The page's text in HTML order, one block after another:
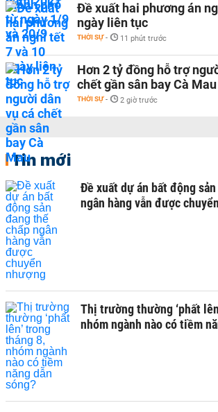
Đề xuất hai phương án
ngày liên tục
THỜI SỰ - 11 phút trước
Hơn 2 tỷ đồng hỗ trợ
chết gần sân bay Cà Mau
THỜI SỰ - 2 giờ trước
Tin mới
Đề xuất dự án bất động
ngân hàng vẫn được
Thị trường thường ‘phất
nhóm ngành nào có tiềm